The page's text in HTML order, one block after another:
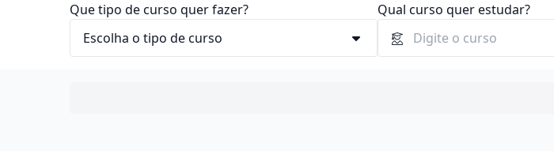
Que tipo de curso quer fazer? Qual curso quer estudar?